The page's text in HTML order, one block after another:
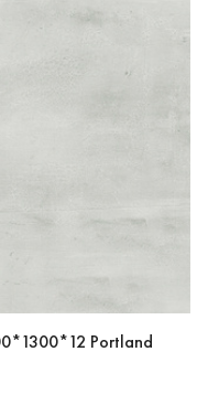
Portland